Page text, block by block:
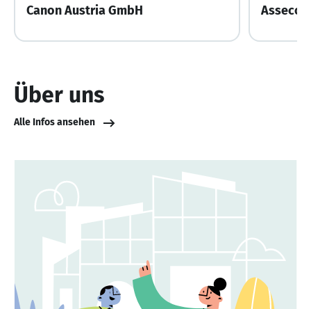
Canon Austria GmbH Assecor
Über uns
Alle Infos ansehen